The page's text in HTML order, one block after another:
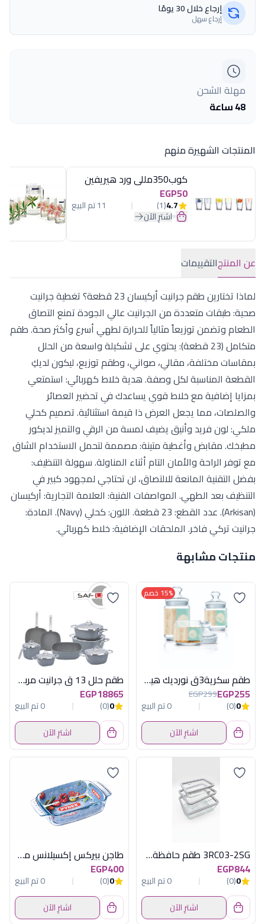
إرجاع خلال 30 يومًا
إرجاع سهل
مهلة الشحن
48 ساعة
المنتجات الشهيرة منهم
كوب350مللى ورد هيريفين
EGP50
4.7
(1) 11 تم البيع
اشترِ الآن
عن المنتجالتقييمات
لماذا تختارين طقم جرانيت أركيسان 23 قطعة؟ تغطية جرانيت
صحية: طبقات متعددة من الجرانيت عالي الجودة تمنع التصاق
الطعام وتضمن توزيعاً مثالياً للحرارة لطهي أسرع وأكثر صحة. طقم
متكامل (23 قطعة): يحتوي على تشكيلة واسعة من الحلل
بمقاسات مختلفة، مقالي، صواني، وطقم توزيع، ليكون لديكِ
القطعة المناسبة لكل وصفة. هدية خلاط كهربائي: استمتعي
بمزايا إضافية مع خلاط قوي يساعدك في تحضير العصائر
والصلصات، مما يجعل العرض ذا قيمة استثنائية. تصميم كحلي
ملكي: لون فريد وأنيق يضيف لمسة من الرقي والتميز لديكور
مطبخك. مقابض وأغطية متينة: مصممة لتحمل الاستخدام الشاق
مع توفر الراحة والأمان التام أثناء المناولة. سهولة التنظيف:
بفضل التقنية المانعة للالتصاق، لن تحتاجي لمجهود كبير في
التنظيف بعد الطهي. المواصفات الفنية: العلامة التجارية: أركيسان
(Arkisan). عدد القطع: 23 قطعة. اللون: كحلي (Navy). المادة:
جرانيت تركي فاخر. الملحقات الإضافية: خلاط كهربائي.
منتجات مشابهة
15% خصم
طقم سكرية3ق نورديك هيفياتركوازلومينارك ا
EGP255
EGP299
0
(0)
0 تم البيع
اشترِ الآن
طقم حلل 13 ق جرانيت مربع رمادى يد استيل
EGP18865
0
(0)
0 تم البيع
اشترِ الآن
3RC03-2SG طقم حافظةطعام3ق مستطيل زجاج اكسفورد
EGP844
0
(0)
0 تم البيع
اشترِ الآن
طاجن بيركس إكسيلانس مستطيل - 22 سم
EGP400
0
(0)
0 تم البيع
اشترِ الآن